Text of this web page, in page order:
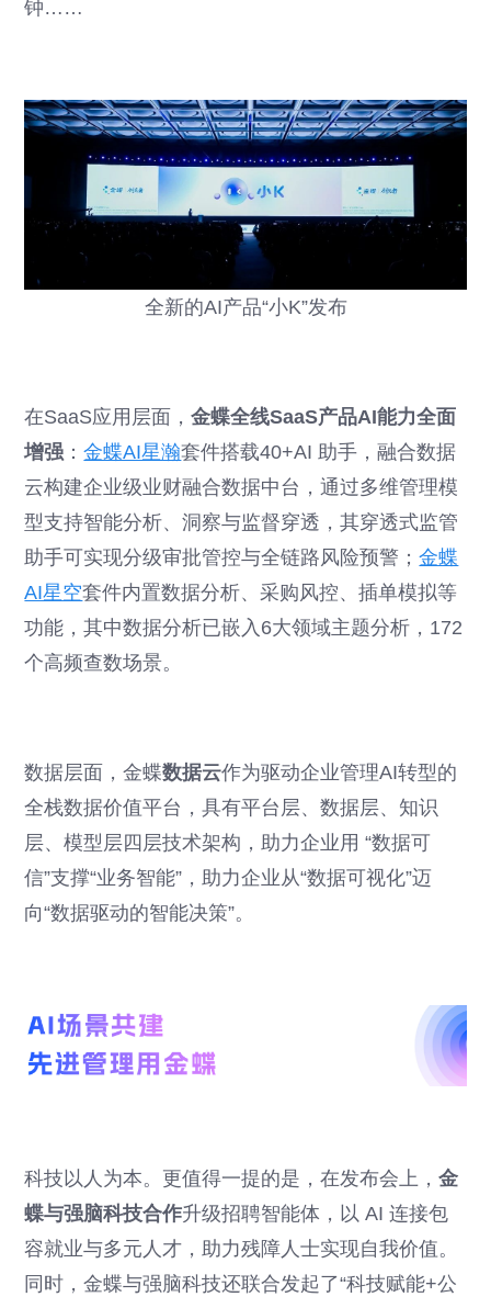
钟……
全新的AI产品“小K”发布
在SaaS应用层面，金蝶全线SaaS产品AI能力全面
增强 ：金蝶AI星瀚套件搭载40+AI 助手，融合数据
云构建企业级业财融合数据中台，通过多维管理模
型支持智能分析、洞察与监督穿透，其穿透式监管
助手可实现分级审批管控与全链路风险预警；金蝶
AI星空套件内置数据分析、采购风控、插单模拟等
功能，其中数据分析已嵌入6大领域主题分析，172
个高频查数场景。
数据层面，金蝶数据云作为驱动企业管理AI转型的
全栈数据价值平台，具有平台层、数据层、知识
层、模型层四层技术架构，助力企业用 “数据可
信”支撑“业务智能”，助力企业从“数据可视化”迈
向“数据驱动的智能决策”。
科技以人为本。更值得一提的是，在发布会上，金
蝶与强脑科技合作升级招聘智能体，以 AI 连接包
容就业与多元人才，助力残障人士实现自我价值。
同时，金蝶与强脑科技还联合发起了“科技赋能+公